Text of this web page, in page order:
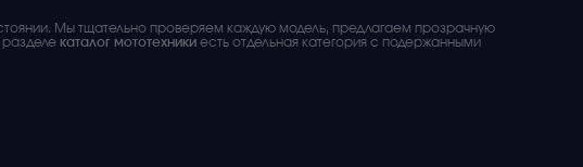
Мы тщательно проверяем каждую модель, предлагаем прозрачную
разделе каталог мототехники есть отдельная категория с подержанными